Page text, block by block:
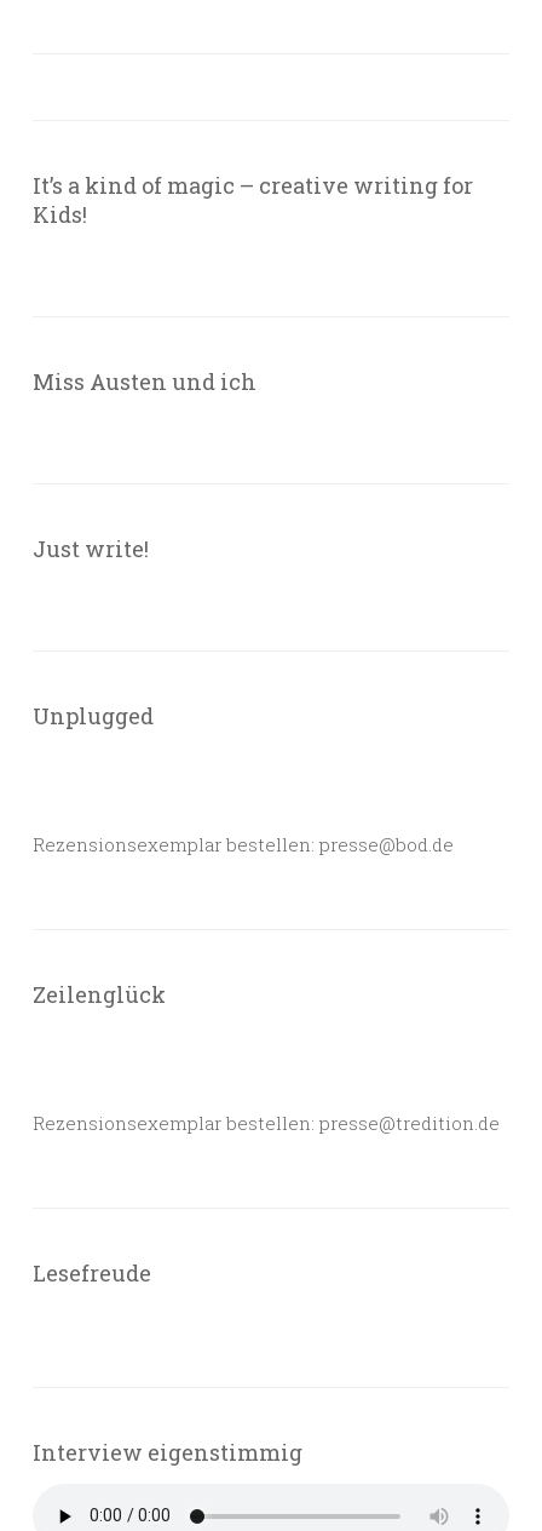
It’s a kind of magic – creative writing for
Kids!
Miss Austen und ich
Just write!
Unplugged
Rezensionsexemplar bestellen: presse@bod.de
Zeilenglück
Rezensionsexemplar bestellen: presse@tredition.de
Lesefreude
Interview eigenstimmig